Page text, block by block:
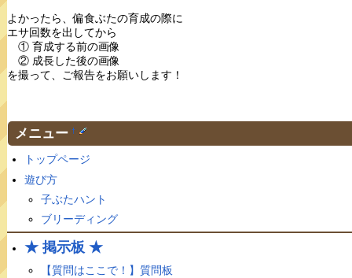
よかったら、偏食ぶたの育成の際に
エサ回数を出してから
① 育成する前の画像
② 成長した後の画像
を撮って、ご報告をお願いします！
メニュー †
トップページ
遊び方
子ぶたハント
ブリーディング
★ 掲示板 ★
【質問はここで！】質問板